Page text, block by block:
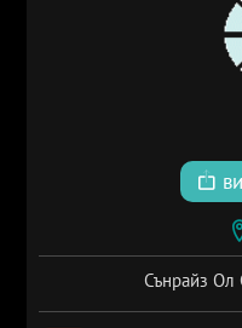
Сънрайз Ол